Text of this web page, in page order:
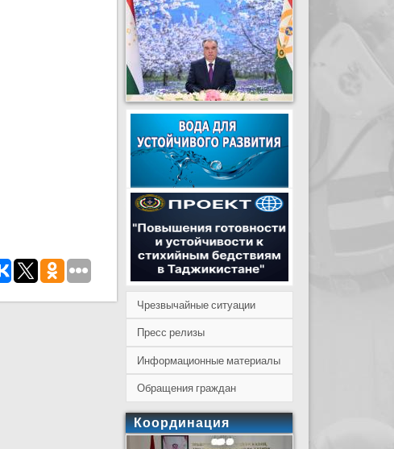
Чрезвычайные ситуации
Пресс релизы
Информационные материалы
Обращения граждан
Координация